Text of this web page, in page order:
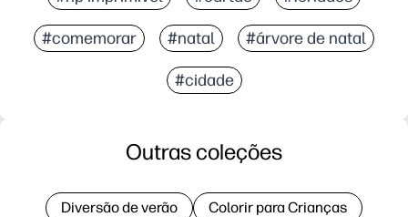
#comemorar #natal #árvore de natal
#cidade
Outras coleções
Diversão de verão Colorir para Crianças